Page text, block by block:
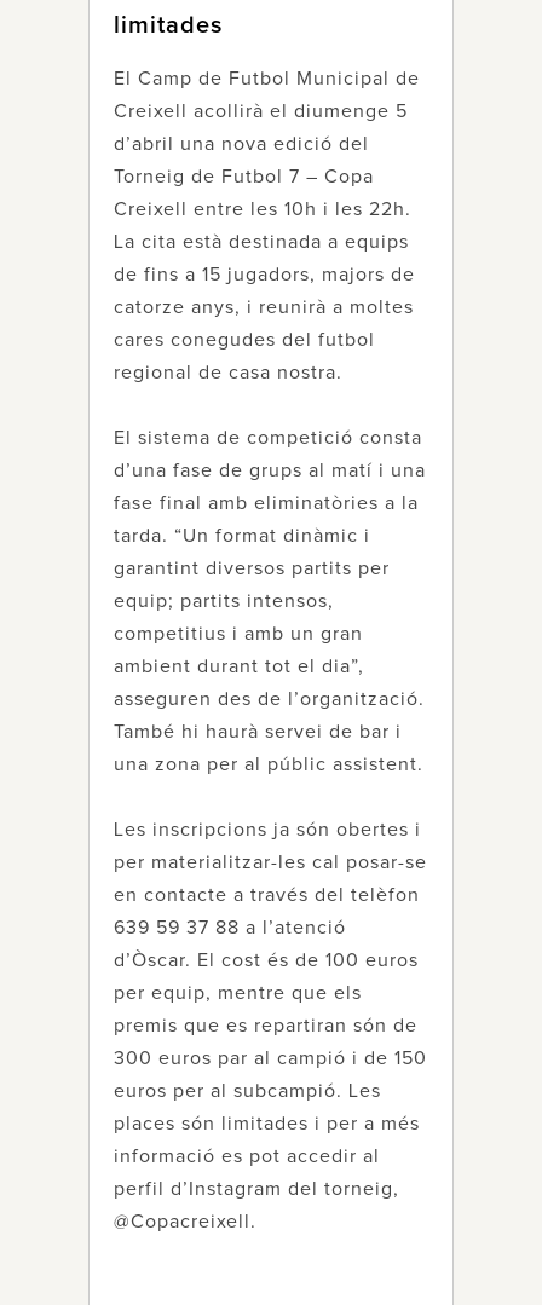
limitades
El Camp de Futbol Municipal de
Creixell acollirà el diumenge 5
d’abril una nova edició del
Torneig de Futbol 7 – Copa
Creixell entre les 10h i les 22h.
La cita està destinada a equips
de fins a 15 jugadors, majors de
catorze anys, i reunirà a moltes
cares conegudes del futbol
regional de casa nostra.
El sistema de competició consta
d’una fase de grups al matí i una
fase final amb eliminatòries a la
tarda. “Un format dinàmic i
garantint diversos partits per
equip; partits intensos,
competitius i amb un gran
ambient durant tot el dia”,
asseguren des de l’organització.
També hi haurà servei de bar i
una zona per al públic assistent.
Les inscripcions ja són obertes i
per materialitzar-les cal posar-se
en contacte a través del telèfon
639 59 37 88 a l’atenció
d’Òscar. El cost és de 100 euros
per equip, mentre que els
premis que es repartiran són de
300 euros par al campió i de 150
euros per al subcampió. Les
places són limitades i per a més
informació es pot accedir al
perfil d’Instagram del torneig,
@Copacreixell.